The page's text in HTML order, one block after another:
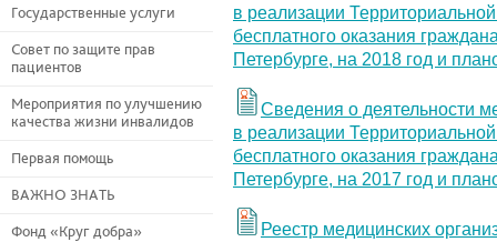
Государственные услуги
Совет по защите прав
пациентов
Мероприятия по улучшению
качества жизни инвалидов
Первая помощь
ВАЖНО ЗНАТЬ
Фонд «Круг добра»
в реализации
бесплатного оказания
Петербурге, на 2018 год и
Сведения о деятельности
в реализации
бесплатного оказания
Петербурге, на 2017 год и
Реестр медицинских